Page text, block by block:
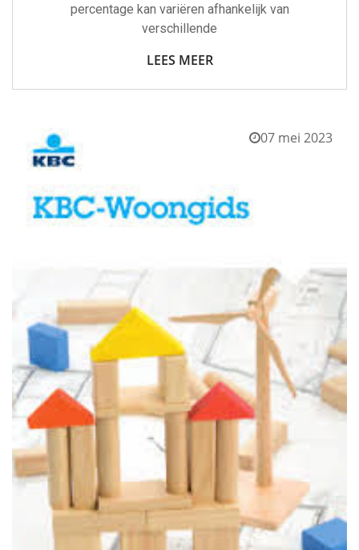
percentage kan variëren afhankelijk van
verschillende
LEES MEER
07 mei 2023